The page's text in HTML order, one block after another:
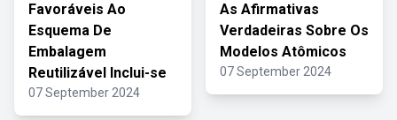
Favoráveis Ao
Esquema De
Embalagem
Reutilizável Inclui-se
07 September 2024
As Afirmativas
Verdadeiras Sobre Os
Modelos Atômicos
07 September 2024